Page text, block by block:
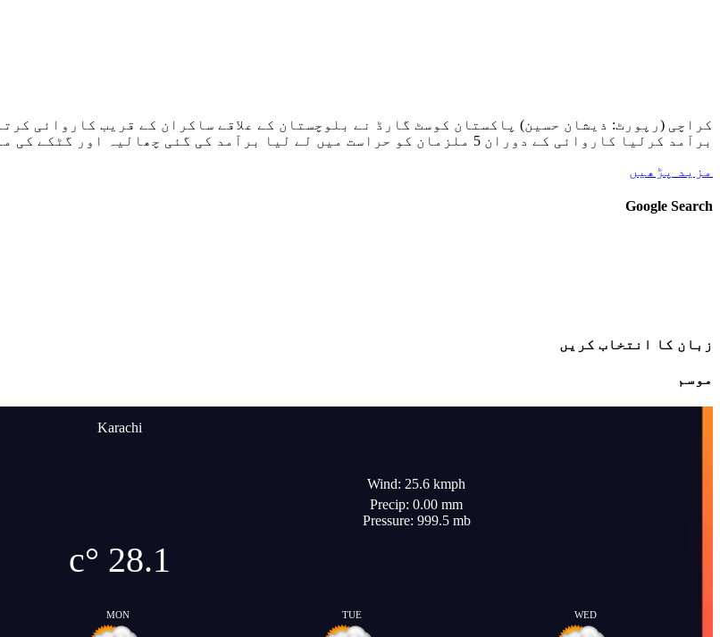
برآمد کرلیا کاروائی کے دوران 5 ملزمان کو حراست میں لے لیا برآمد کی گئی چھالیہ اور گٹکے کی مالیت کروڑوں روپے ہے۔
مزید پڑھیں
Google Search
زبان کا انتخاب کریں
موسم
Karachi
Wind: 25.6 kmph
Precip: 0.00 mm
Pressure: 999.5 mb
28.1
°c
MON TUE WED